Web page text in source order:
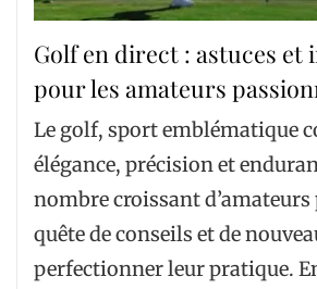
Golf en direct : astuces et
pour les amateurs
Le golf, sport emblématique
élégance, précision et
nombre croissant d’amateurs
quête de conseils et de
perfectionner leur pratique.